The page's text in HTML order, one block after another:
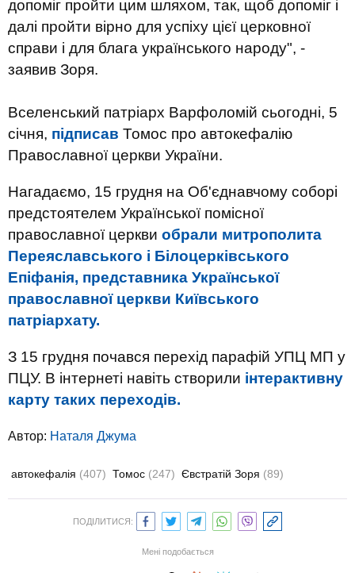
допоміг пройти цим шляхом, так, щоб допоміг і
далі пройти вірно для успіху цієї церковної
справи і для блага українського народу", -
заявив Зоря.
Вселенський патріарх Варфоломій сьогодні, 5
січня, підписав Томос про автокефалію
Православної церкви України.
Нагадаємо, 15 грудня на Об'єднавчому соборі
предстоятелем Української помісної
православної церкви обрали митрополита
Переяславського і Білоцерківського
Епіфанія, представника Української
православної церкви Київського
патріархату.
З 15 грудня почався перехід парафій УПЦ МП у
ПЦУ. В інтернеті навіть створили інтерактивну
карту таких переходів.
Автор: Наталя Джума
автокефалія (407) Томос (247) Євстратій Зоря (89)
ПОДІЛИТИСЯ:
Мені подобається